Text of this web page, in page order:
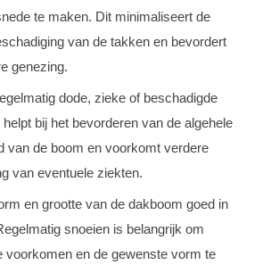
te maken. Dit minimaliseert de
van de takken en bevordert
genezing.
dode, zieke of beschadigde
bij het bevorderen van de algehele
van de boom en voorkomt verdere
van eventuele ziekten.
en grootte van de dakboom goed in
snoeien is belangrijk om
voorkomen en de gewenste vorm te